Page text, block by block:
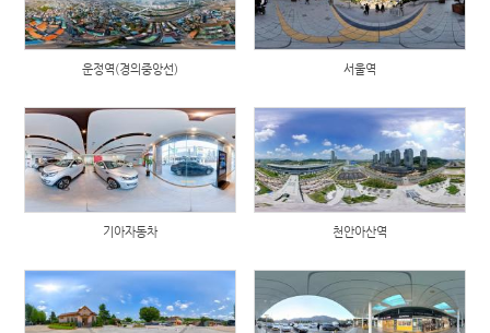
운정역(경의중앙선) 서울역
기아자동차 천안아산역